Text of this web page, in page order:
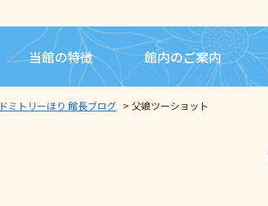
当館の特徴 館内のご案内
ドミトリーほり 館長ブログ > 父娘ツーショット